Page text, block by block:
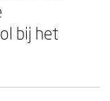
bij het